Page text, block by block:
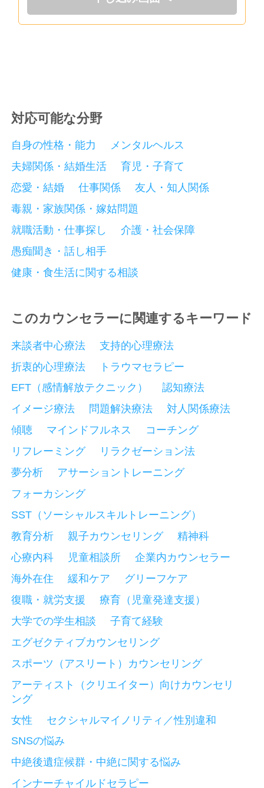
対応可能な分野
自身の性格・能力
メンタルヘルス
夫婦関係・結婚生活
育児・子育て
恋愛・結婚
仕事関係
友人・知人関係
毒親・家族関係・嫁姑問題
就職活動・仕事探し
介護・社会保障
愚痴聞き・話し相手
健康・食生活に関する相談
このカウンセラーに関連するキーワード
来談者中心療法
支持的心理療法
折衷的心理療法
トラウマセラピー
EFT（感情解放テクニック）
認知療法
イメージ療法
問題解決療法
対人関係療法
傾聴
マインドフルネス
コーチング
リフレーミング
リラクゼーション法
夢分析
アサーショントレーニング
フォーカシング
SST（ソーシャルスキルトレーニング）
教育分析
親子カウンセリング
精神科
心療内科
児童相談所
企業内カウンセラー
海外在住
緩和ケア
グリーフケア
復職・就労支援
療育（児童発達支援）
大学での学生相談
子育て経験
エグゼクティブカウンセリング
スポーツ（アスリート）カウンセリング
アーティスト（クリエイター）向けカウンセリ
ング
女性
セクシャルマイノリティ／性別違和
SNSの悩み
中絶後遺症候群・中絶に関する悩み
インナーチャイルドセラピー